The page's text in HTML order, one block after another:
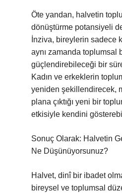
Öte yandan, halvetin
dönüştürme potansiyeli
İnziva, bireylerin sadece
aynı zamanda toplumsal
güçlendirebileceği bir
Kadın ve erkeklerin
yeniden şekillendirecek,
plana çıktığı yeni bir
etkisiyle kendini
Sonuç Olarak: Halvetin
Ne Düşünüyorsunuz?
Halvet, dinî bir ibadet
bireysel ve toplumsal